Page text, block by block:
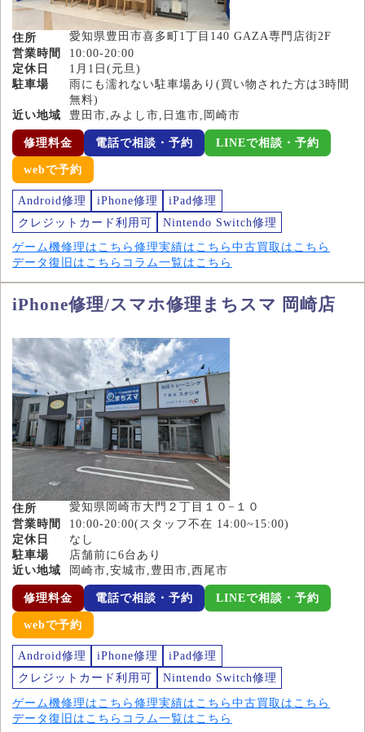
住所
愛知県豊田市喜多町1丁目140 GAZA専門店街2F
営業時間
10:00-20:00
定休日
1月1日(元旦)
駐車場
雨にも濡れない駐車場あり(買い物された方は3時間
無料)
近い地域
豊田市,みよし市,日進市,岡崎市
修理料金 電話で相談・予約 LINEで相談・予約
webで予約
Android修理 iPhone修理
iPad修理
クレジットカード利用可
Nintendo Switch修理
ゲーム機修理はこちら 修理実績はこちら 中古買取はこちら
データ復旧はこちら コラム一覧はこちら
iPhone修理/スマホ修理まちスマ 岡崎店
住所
愛知県岡崎市大門２丁目１０−１０
営業時間
10:00-20:00(スタッフ不在 14:00~15:00)
定休日
なし
駐車場
店舗前に6台あり
近い地域
岡崎市,安城市,豊田市,西尾市
修理料金 電話で相談・予約 LINEで相談・予約
webで予約
Android修理 iPhone修理
iPad修理
クレジットカード利用可
Nintendo Switch修理
ゲーム機修理はこちら 修理実績はこちら 中古買取はこちら
データ復旧はこちら コラム一覧はこちら